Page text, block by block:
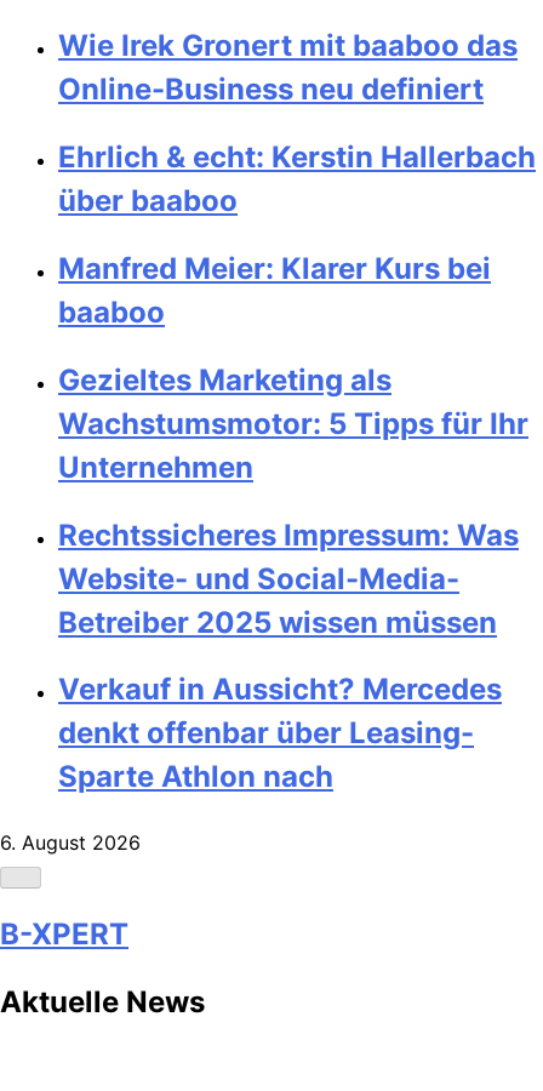
Wie Irek Gronert mit baaboo das
Online-Business neu definiert
Ehrlich & echt: Kerstin Hallerbach
über baaboo
Manfred Meier: Klarer Kurs bei
baaboo
Gezieltes Marketing als
Wachstumsmotor: 5 Tipps für Ihr
Unternehmen
Rechtssicheres Impressum: Was
Website- und Social-Media-
Betreiber 2025 wissen müssen
Verkauf in Aussicht? Mercedes
denkt offenbar über Leasing-
Sparte Athlon nach
6. August 2026
B-XPERT
Aktuelle News